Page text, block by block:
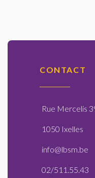
CONTACT
Rue Mercelis
1050 Ixelles
info@lbsm.be
02/511.55.43